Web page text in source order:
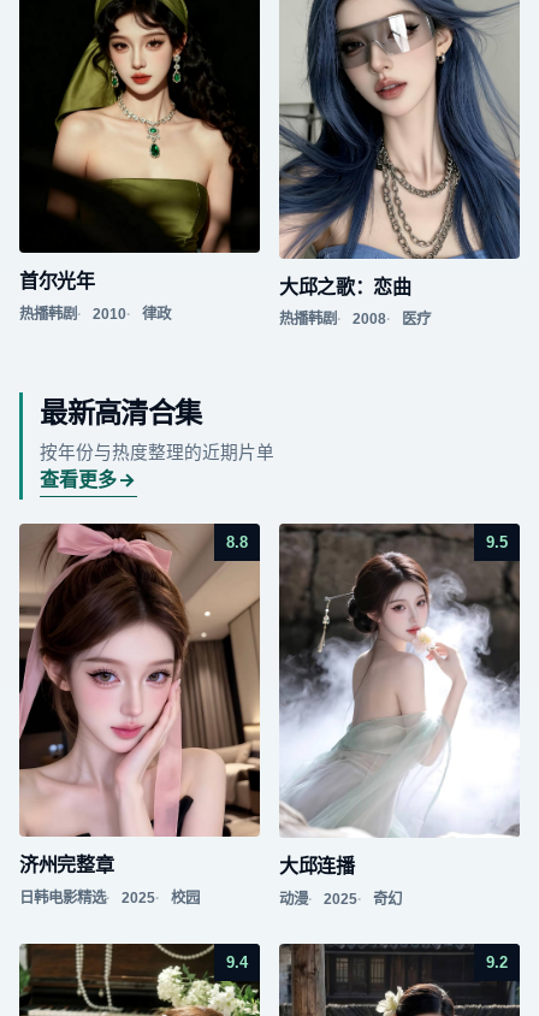
首尔光年
热播韩剧 2010 律政
大邱之歌：恋曲
热播韩剧 2008 医疗
最新高清合集
按年份与热度整理的近期片单
查看更多
8.8
济州完整章
日韩电影精选 2025 校园
9.5
大邱连播
动漫 2025 奇幻
9.4 9.2